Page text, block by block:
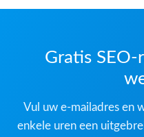
Gratis
Vul uw e-mailadres en
enkele uren een